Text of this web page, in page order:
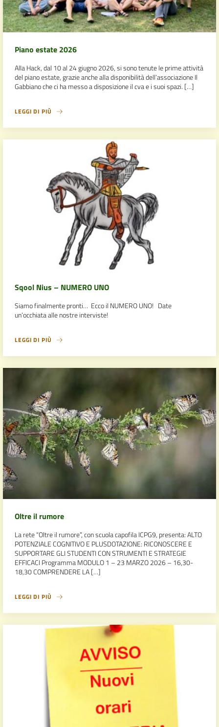
Piano estate 2026
Alla Hack, dal 10 al 24 giugno 2026, si sono tenute le prime attività
del piano estate, grazie anche alla disponibilità dell’associazione Il
Gabbiano che ci ha messo a disposizione il cva e i suoi spazi. […]
LEGGI DI PIÙ
Sqool Nius – NUMERO UNO
Siamo finalmente pronti… Ecco il NUMERO UNO! Date
un’occhiata alle nostre interviste!
LEGGI DI PIÙ
Oltre il rumore
La rete “Oltre il rumore”, con scuola capofila ICPG9, presenta: ALTO
POTENZIALE COGNITIVO E PLUSDOTAZIONE: RICONOSCERE E
SUPPORTARE GLI STUDENTI CON STRUMENTI E STRATEGIE
EFFICACI Programma MODULO 1 – 23 MARZO 2026 – 16,30-
18,30 COMPRENDERE LA […]
LEGGI DI PIÙ